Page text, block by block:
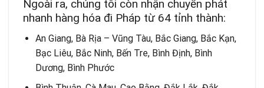
Ngoài ra, chúng tôi còn nhận chuyển phát
nhanh hàng hóa đi Pháp từ 64 tỉnh thành:
An Giang, Bà Rịa – Vũng Tàu, Bắc Giang, Bắc Kạn,
Bạc Liêu, Bắc Ninh, Bến Tre, Bình Định, Bình
Dương, Bình Phước